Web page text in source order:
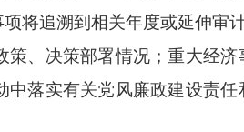
将追溯到相关年度或延伸审计
、决策部署情况；重大经
落实有关党风廉政建设责